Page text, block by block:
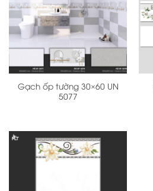
Gạch ốp tường 30×60 UN
5077